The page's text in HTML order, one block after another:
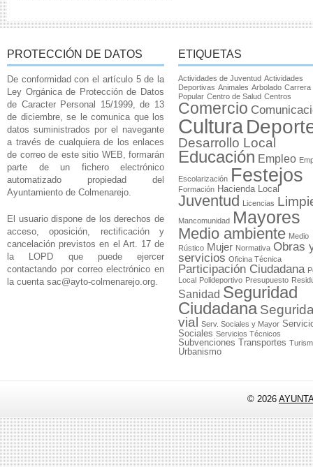
PROTECCIÓN DE DATOS
De conformidad con el artículo 5 de la
Ley Orgánica de Protección de Datos
de Caracter Personal 15/1999, de 13
de diciembre, se le comunica que los
datos suministrados por el navegante
a través de cualquiera de los enlaces
de correo de este sitio WEB, formarán
parte de un fichero electrónico
automatizado propiedad del
Ayuntamiento de Colmenarejo.
El usuario dispone de los derechos de
acceso, oposición, rectificación y
cancelación previstos en el Art. 17 de
la LOPD que puede ejercer
contactando por correo electrónico en
la cuenta sac@ayto-colmenarejo.org.
ETIQUETAS
Actividades de Juventud Actividades
Deportivas Animales Arbolado Carrera
Popular Centro de Salud Centros
Comercio
Cultura
Desarrollo Local
Educación Empleo
Escolarización Festejos
Formación Hacienda Local
Juventud Licencias
Mancomunidad Mayores
Medio ambiente Medio
Rústico Mujer Normativa Obras
servicios Oficina Técnica
Participación Ciudadana
Local Polideportivo Presupuesto
Sanidad Seguridad
Ciudadana
vial
Serv. Sociales y Mayor
Sociales Servicios Técnicos
Subvenciones Transportes
Urbanismo
© 2026